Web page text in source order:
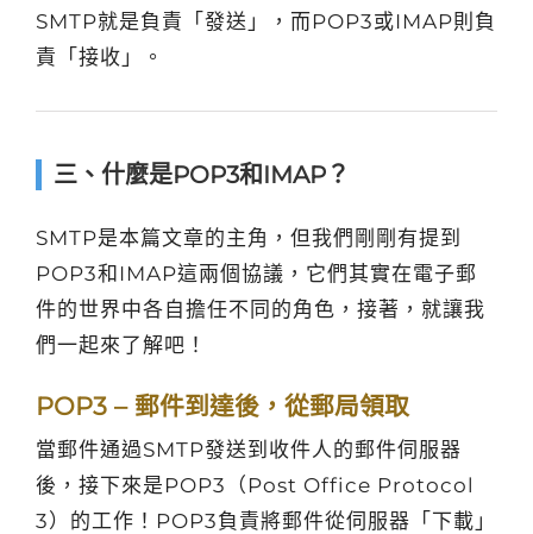
SMTP就是負責「發送」，而POP3或IMAP則負
責「接收」。
三、什麼是POP3和IMAP？
SMTP是本篇文章的主角，但我們剛剛有提到
POP3和IMAP這兩個協議，它們其實在電子郵
件的世界中各自擔任不同的角色，接著，就讓我
們一起來了解吧！
POP3 – 郵件到達後，從郵局領取
當郵件通過SMTP發送到收件人的郵件伺服器
後，接下來是POP3（Post Office Protocol
3）的工作！POP3負責將郵件從伺服器「下載」